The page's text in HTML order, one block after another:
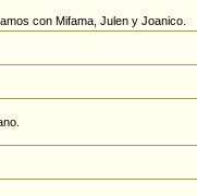
con Mifama, Julen y Joanico.